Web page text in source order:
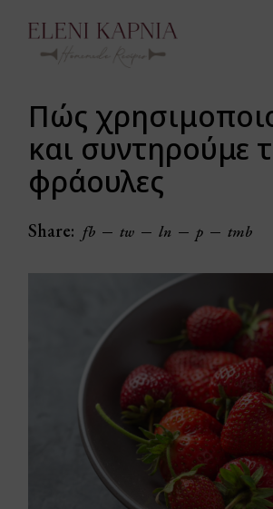
Πώς
και συντηρούμε
φράουλες
Share: fb tw ln p tmb